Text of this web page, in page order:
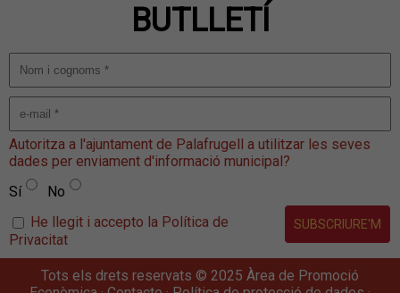
BUTLLETÍ
Autoritza a l'ajuntament de Palafrugell a utilitzar les seves
dades per enviament d'informació municipal?
Sí
No
He llegit i accepto la Política de
Privacitat
Tots els drets reservats © 2025 Àrea de Promoció